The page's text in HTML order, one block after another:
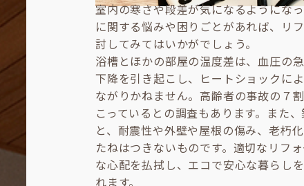
室内の寒さや段差が気になるようにな
に関する悩みや困りごとがあれば、リ
討してみてはいかがでしょう。
浴槽とほかの部屋の温度差は、血圧の
下降を引き起こし、ヒートショックに
ながりかねません。高齢者の事故の７
こっているとの調査もあります。また
と、耐震性や外壁や屋根の傷み、老朽
たねはつきないものです。適切なリフ
な心配を払拭し、エコで安心な暮らし
れます。